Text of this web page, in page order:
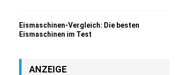
Eismaschinen-Vergleich: Die besten
Eismaschinen im Test
ANZEIGE